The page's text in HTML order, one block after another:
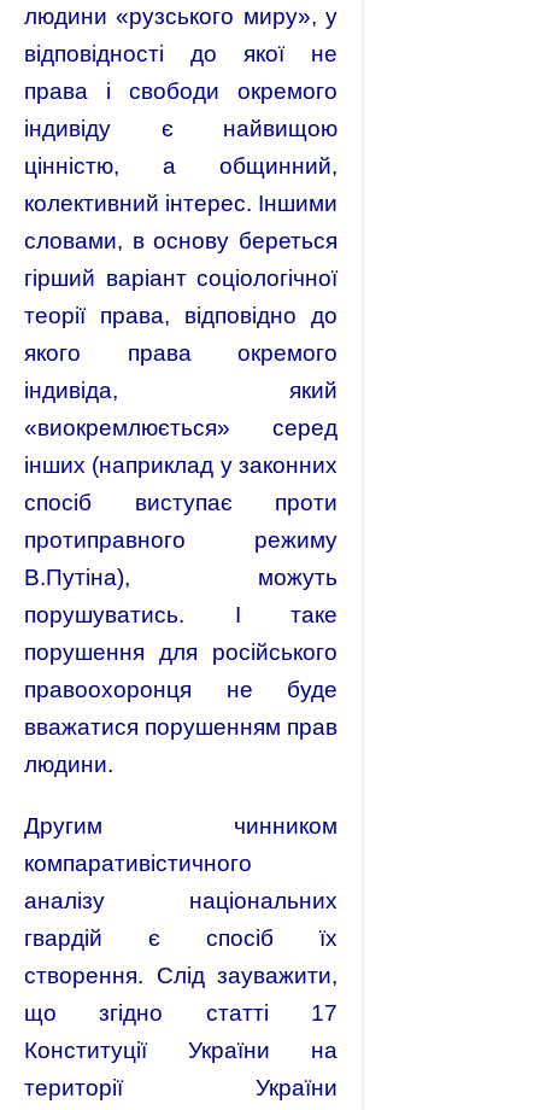
людини «рузського миру», у
відповідності до якої не
права і свободи окремого
індивіду є найвищою
цінністю, а общинний,
колективний інтерес. Іншими
словами, в основу береться
гірший варіант соціологічної
теорії права, відповідно до
якого права окремого
індивіда, який
«виокремлюється» серед
інших (наприклад у законних
спосіб виступає проти
протиправного режиму
В.Путіна), можуть
порушуватись. І таке
порушення для російського
правоохоронця не буде
вважатися порушенням прав
людини.
Другим чинником
компаративістичного
аналізу національних
гвардій є спосіб їх
створення. Слід зауважити,
що згідно статті 17
Конституції України на
території України